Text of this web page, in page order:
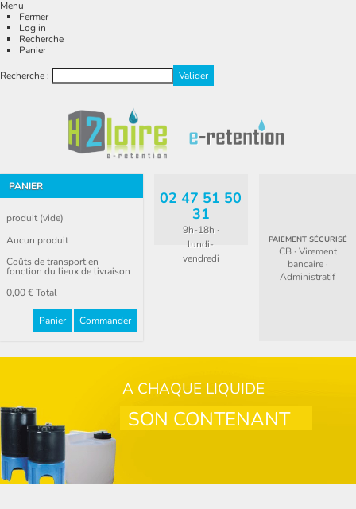
Menu
Fermer
Log in
Recherche
Panier
Recherche :
PANIER
produit (vide)
Aucun produit
Coûts de transport en
fonction du lieux de livraison
0,00 €Total
Panier Commander
02 47 51 50
31
9h-18h ·
lundi-
vendredi
PAIEMENT SÉCURISÉ
CB · Virement
bancaire ·
Administratif
A CHAQUE LIQUIDE
SON CONTENANT